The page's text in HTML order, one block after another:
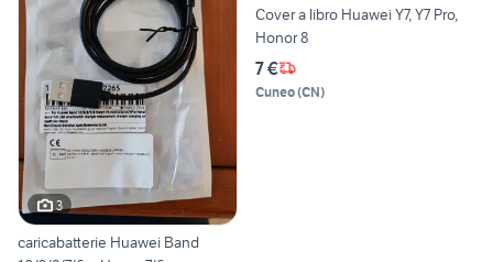
3
caricabatterie Huawei Band
Cover a libro Huawei Y7, Y7 Pro,
Honor 8
7 €
Cuneo(CN)